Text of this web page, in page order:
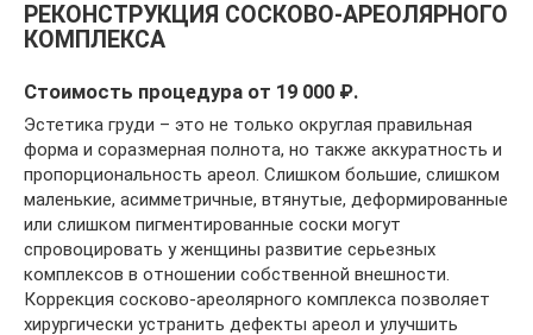
РЕКОНСТРУКЦИЯ СОСКОВО-АРЕОЛЯРНОГО
КОМПЛЕКСА
Стоимость процедура от 19 000 ₽.
Эстетика груди – это не только округлая правильная
форма и соразмерная полнота, но также аккуратность и
пропорциональность ареол. Слишком большие, слишком
маленькие, асимметричные, втянутые, деформированные
или слишком пигментированные соски могут
спровоцировать у женщины развитие серьезных
комплексов в отношении собственной внешности.
Коррекция сосково-ареолярного комплекса позволяет
хирургически устранить дефекты ареол и улучшить